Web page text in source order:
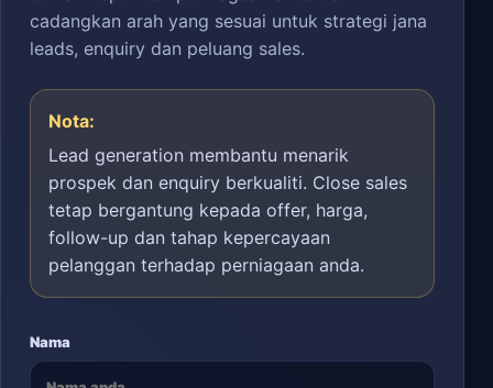
cadangkan arah yang sesuai untuk strategi jana
leads, enquiry dan peluang sales.
Nota:
Lead generation membantu menarik
prospek dan enquiry berkualiti. Close sales
tetap bergantung kepada offer, harga,
follow-up dan tahap kepercayaan
pelanggan terhadap perniagaan anda.
Nama